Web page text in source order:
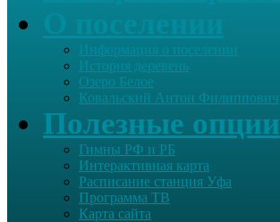
Информация о поселении
История деревень
Озеро Белое
Ковальский Антон Филиппович
Полезные опции
Гимны РФ и РБ
Интерактивная карта
Расписание станция Уфа
Программа ТВ
Карта сайта